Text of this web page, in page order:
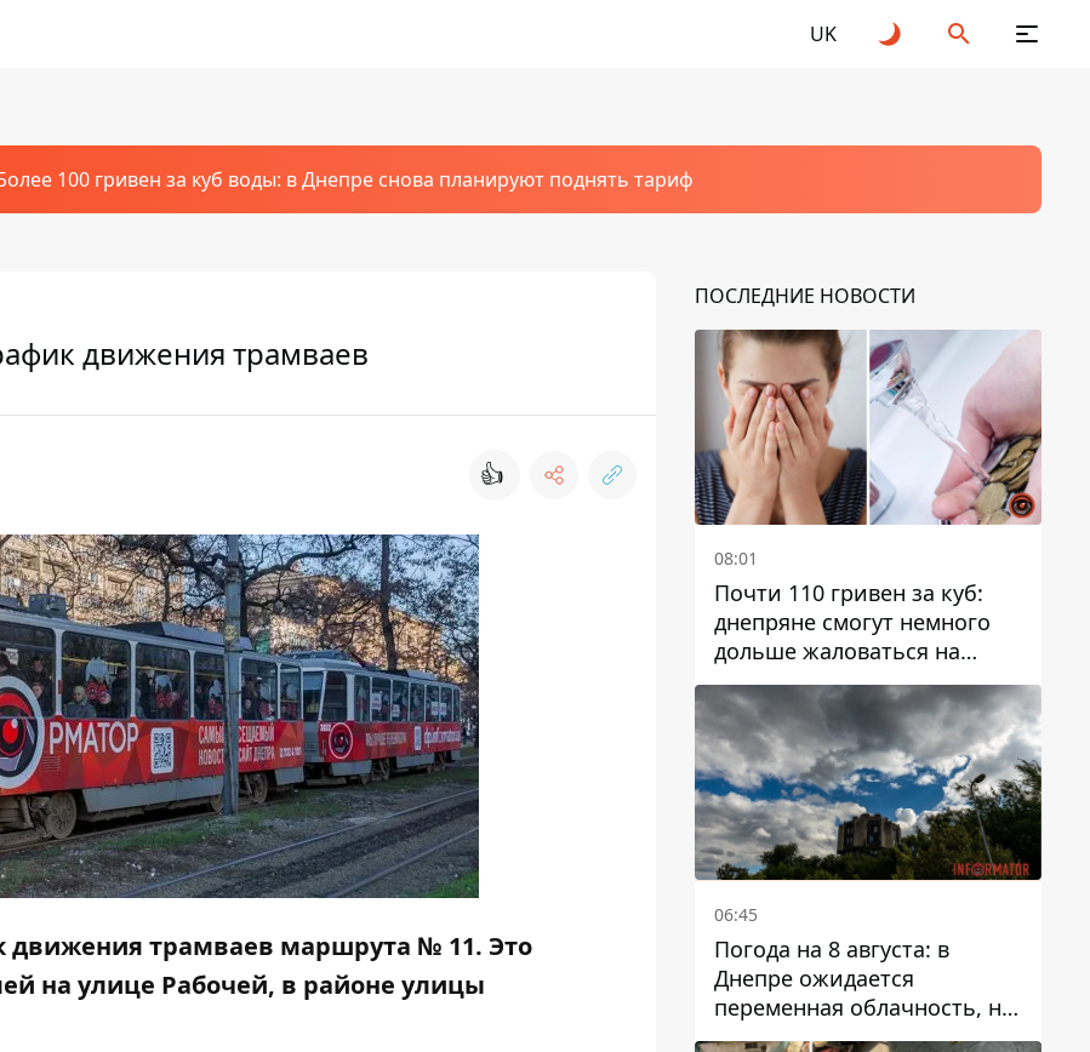
UK
100 гривен за куб воды: в Днепре снова планируют поднять тариф
движения трамваев
👍
движения трамваев маршрута № 11. Это
на улице Рабочей, в районе улицы
ПОСЛЕДНИЕ НОВОСТИ
08:01
Почти 110 гривен за куб:
днепряне смогут немного
дольше жаловаться на
запланированные тарифы
на воду на 2027 год
06:45
Погода на 8 августа: в
Днепре ожидается
переменная облачность, но
может пойти дождь